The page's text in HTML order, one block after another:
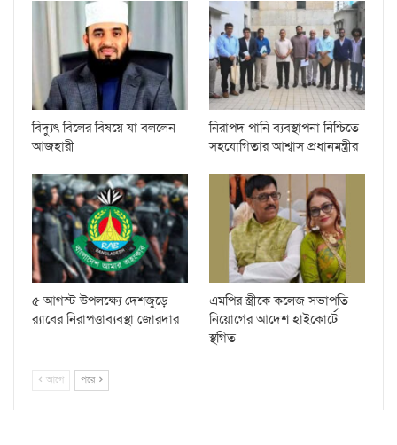
বিদ্যুৎ বিলের বিষয়ে যা বললেন
আজহারী
নিরাপদ পানি ব্যবস্থাপনা নিশ্চিতে
সহযোগিতার আশ্বাস প্রধানমন্ত্রীর
৫ আগস্ট উপলক্ষ্যে দেশজুড়ে
র‌্যাবের নিরাপত্তাব্যবস্থা জোরদার
এমপির স্ত্রীকে কলেজ সভাপতি
নিয়োগের আদেশ হাইকোর্টে
স্থগিত
আগে পরে